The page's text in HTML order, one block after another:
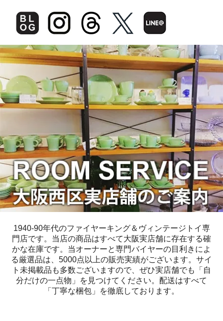
1940-90年代のファイヤーキング＆ヴィンテージトイ専
門店です。当店の商品はすべて大阪実店舗に存在する確
かな在庫です。当オーナーと専門バイヤーの目利きによ
る厳選品は、5000点以上の販売実績がございます。サイ
ト未掲載品も多数ございますので、ぜひ実店舗でも「自
分だけの一点物」を見つけてください。配送はすべて
「丁寧な梱包」を徹底しております。